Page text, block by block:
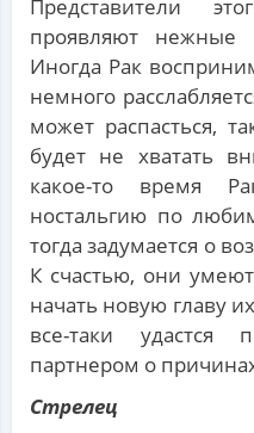
Представители
проявляют нежные
Иногда Рак
немного
может распасться,
будет не хватать
какое-то время
ностальгию по
тогда задумается о
К счастью, они
начать новую главу
все-таки удастся
партнером о
Стрелец